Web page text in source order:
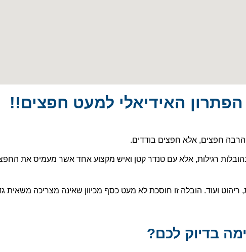
הפתרון האידיאלי למעט חפצים!!
הרבה חפצים, אלא חפצים בודדים.
רגילות, אלא עם טנדר קטן ואיש מקצוע אחד אשר מעמיס את
ריהוט ועוד. הובלה זו חוסכת לא מעט כסף מכיוון שאינה מצריכה משאית
בדיוק לכם?